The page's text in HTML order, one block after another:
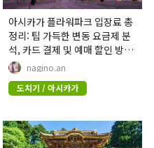
아시카가 플라워파크 입장료 총
정리: 팁 가득한 변동 요금제 분
석, 카드 결제 및 예매 할인 방법
5선 nagino.an
도치기 / 아시카가